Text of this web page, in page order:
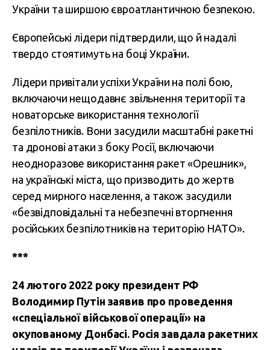
України та ширшою євроатлантичною безпекою.
Європейські лідери підтвердили, що й надалі
твердо стоятимуть на боці України.
Лідери привітали успіхи України на полі бою,
включаючи нещодавнє звільнення території та
новаторське використання технології
безпілотників. Вони засудили масштабні ракетні
та дронові атаки з боку Росії, включаючи
неодноразове використання ракет «Орешник»,
на українські міста, що призводить до жертв
серед мирного населення, а також засудили
«безвідповідальні та небезпечні вторгнення
російських безпілотників на територію НАТО».
***
24 лютого 2022 року президент РФ
Володимир Путін заявив про проведення
«спеціальної військової операції» на
окупованому Донбасі. Росія завдала ракетних